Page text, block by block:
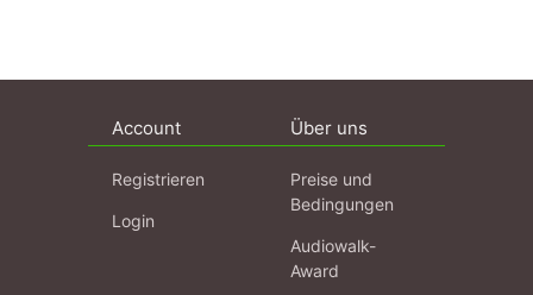
Account
Registrieren
Login
Über uns
Preise und
Bedingungen
Audiowalk-
Award